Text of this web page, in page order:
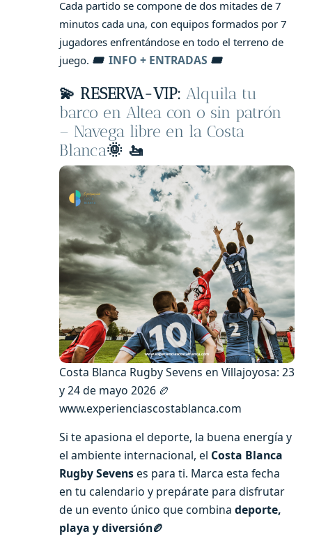
Cada partido se compone de dos mitades de 7
minutos cada una, con equipos formados por 7
jugadores enfrentándose en todo el terreno de
juego. 🎟️ INFO + ENTRADAS 🎟️
💫 RESERVA-VIP: Alquila tu
barco en Altea con o sin patrón
– Navega libre en la Costa
Blanca🌞 🚤
Costa Blanca Rugby Sevens en Villajoyosa: 23
y 24 de mayo 2026 🏉
www.experienciascostablanca.com
Si te apasiona el deporte, la buena energía y
el ambiente internacional, el Costa Blanca
Rugby Sevenses para ti. Marca esta fecha
en tu calendario y prepárate para disfrutar
de un evento único que combina deporte,
playa y diversión🏉